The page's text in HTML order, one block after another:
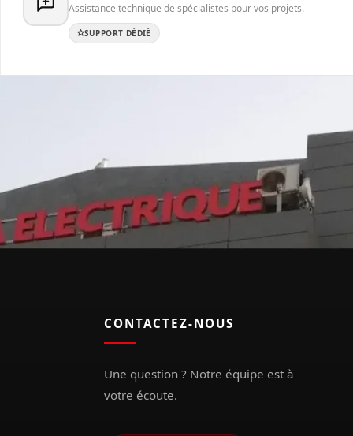
Assistance technique de spécialistes pour vos projets.
SUPPORT DÉDIÉ
CONTACTEZ-NOUS
Une question ? Notre équipe est à
votre écoute.